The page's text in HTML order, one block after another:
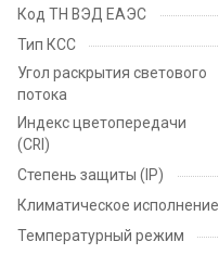
Код ТН ВЭД ЕАЭС
Тип КСС
Угол раскрытия светового
потока
Индекс цветопередачи
(CRI)
Степень защиты (IP)
Климатическое исполнение
Температурный режим